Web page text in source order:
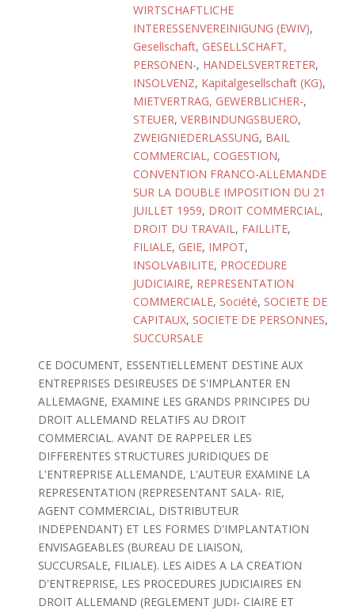
WIRTSCHAFTLICHE
INTERESSENVEREINIGUNG (EWIV),
Gesellschaft, GESELLSCHAFT,
PERSONEN-, HANDELSVERTRETER,
INSOLVENZ, Kapitalgesellschaft (KG),
MIETVERTRAG, GEWERBLICHER-,
STEUER, VERBINDUNGSBUERO,
ZWEIGNIEDERLASSUNG, BAIL
COMMERCIAL, COGESTION,
CONVENTION FRANCO-ALLEMANDE
SUR LA DOUBLE IMPOSITION DU 21
JUILLET 1959, DROIT COMMERCIAL,
DROIT DU TRAVAIL, FAILLITE,
FILIALE, GEIE, IMPOT,
INSOLVABILITE, PROCEDURE
JUDICIAIRE, REPRESENTATION
COMMERCIALE, Société, SOCIETE DE
CAPITAUX, SOCIETE DE PERSONNES,
SUCCURSALE
CE DOCUMENT, ESSENTIELLEMENT DESTINE AUX
ENTREPRISES DESIREUSES DE S'IMPLANTER EN
ALLEMAGNE, EXAMINE LES GRANDS PRINCIPES DU
DROIT ALLEMAND RELATIFS AU DROIT
COMMERCIAL. AVANT DE RAPPELER LES
DIFFERENTES STRUCTURES JURIDIQUES DE
L'ENTREPRISE ALLEMANDE, L'AUTEUR EXAMINE LA
REPRESENTATION (REPRESENTANT SALA- RIE,
AGENT COMMERCIAL, DISTRIBUTEUR
INDEPENDANT) ET LES FORMES D'IMPLANTATION
ENVISAGEABLES (BUREAU DE LIAISON,
SUCCURSALE, FILIALE). LES AIDES A LA CREATION
D'ENTREPRISE, LES PROCEDURES JUDICIAIRES EN
DROIT ALLEMAND (REGLEMENT JUDI- CIAIRE ET